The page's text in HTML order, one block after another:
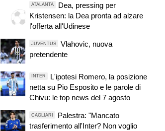
ATALANTA
Dea, pressing per
Kristensen: la Dea pronta ad alzare
l'offerta all'Udinese
JUVENTUS
Vlahovic, nuova
pretendente
INTER
L'ipotesi Romero, la posizione
netta su Pio Esposito e le parole di
Chivu: le top news del 7 agosto
CAGLIARI
Palestra: "Mancato
trasferimento all'Inter? Non voglio